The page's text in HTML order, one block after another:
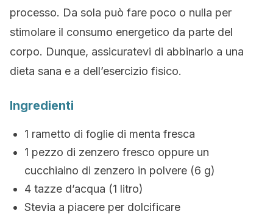
processo. Da sola può fare poco o nulla per
stimolare il consumo energetico da parte del
corpo. Dunque, assicuratevi di abbinarlo a una
dieta sana e a dell’esercizio fisico.
Ingredienti
1 rametto di foglie di menta fresca
1 pezzo di zenzero fresco oppure un
cucchiaino di zenzero in polvere (6 g)
4 tazze d’acqua (1 litro)
Stevia a piacere per dolcificare